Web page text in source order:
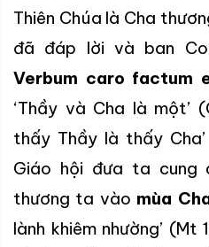
Thiên Chúa là Cha
đã đáp lời và ban
Verbum caro factum
‘Thầy và Cha là một’
thấy Thầy là thấy
Giáo hội đưa ta cung
thương ta vào mùa
lành khiêm nhường’ (Mt